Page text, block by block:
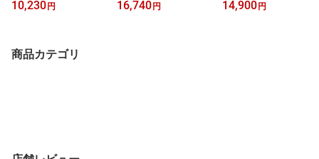
湛水散布 乾田・落水雑
ら ノビエ5葉期 クサ
ムネ・イボクサ・コナ
10,230円
田・落水雑草茎葉散布
16,740円
剤 ぶどうの着色促進
14,900円
商品カテゴリ